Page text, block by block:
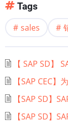
Tags
sales
【 SAP SD】
【SAP CEC】
【SAP SD】
【SAP SD】